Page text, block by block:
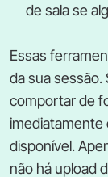
de sala se
Essas
da sua
comportar de
imediatamente
disponível.
não há upload